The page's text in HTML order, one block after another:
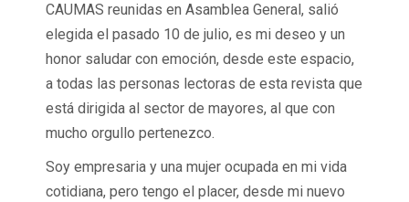
CAUMAS reunidas en Asamblea General, salió
elegida el pasado 10 de julio, es mi deseo y un
honor saludar con emoción, desde este espacio,
a todas las personas lectoras de esta revista que
está dirigida al sector de mayores, al que con
mucho orgullo pertenezco.
Soy empresaria y una mujer ocupada en mi vida
cotidiana, pero tengo el placer, desde mi nuevo